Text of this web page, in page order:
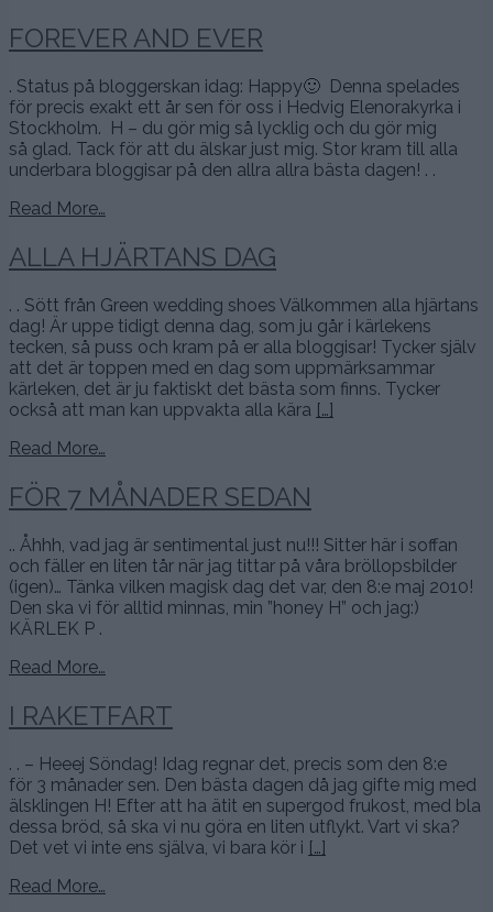
FOREVER AND EVER
. Status på bloggerskan idag: Happy🙂 Denna spelades
för precis exakt ett år sen för oss i Hedvig Elenorakyrka i
Stockholm. H – du gör mig så lycklig och du gör mig
så glad. Tack för att du älskar just mig. Stor kram till alla
underbara bloggisar på den allra allra bästa dagen! . .
Read More…
ALLA HJÄRTANS DAG
. . Sött från Green wedding shoes Välkommen alla hjärtans
dag! Är uppe tidigt denna dag, som ju går i kärlekens
tecken, så puss och kram på er alla bloggisar! Tycker själv
att det är toppen med en dag som uppmärksammar
kärleken, det är ju faktiskt det bästa som finns. Tycker
också att man kan uppvakta alla kära […]
Read More…
FÖR 7 MÅNADER SEDAN
.. Åhhh, vad jag är sentimental just nu!!! Sitter här i soffan
och fäller en liten tår när jag tittar på våra bröllopsbilder
(igen)… Tänka vilken magisk dag det var, den 8:e maj 2010!
Den ska vi för alltid minnas, min ”honey H” och jag:)
KÄRLEK P .
Read More…
I RAKETFART
. . – Heeej Söndag! Idag regnar det, precis som den 8:e
för 3 månader sen. Den bästa dagen då jag gifte mig med
älsklingen H! Efter att ha ätit en supergod frukost, med bla
dessa bröd, så ska vi nu göra en liten utflykt. Vart vi ska?
Det vet vi inte ens själva, vi bara kör i […]
Read More…